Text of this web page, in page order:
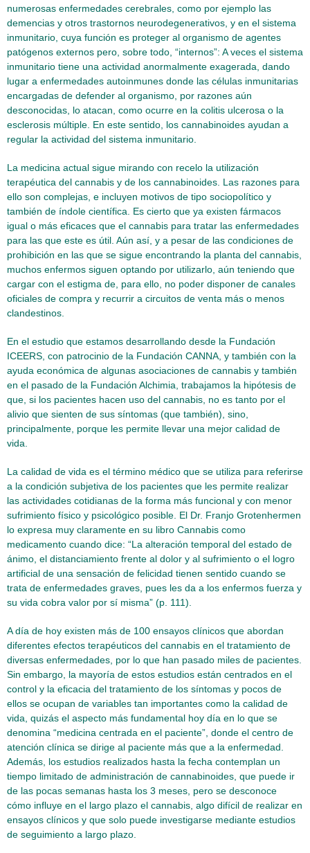
numerosas enfermedades cerebrales, como por ejemplo las
demencias y otros trastornos neurodegenerativos, y en el sistema
inmunitario, cuya función es proteger al organismo de agentes
patógenos externos pero, sobre todo, “internos”: A veces el sistema
inmunitario tiene una actividad anormalmente exagerada, dando
lugar a enfermedades autoinmunes donde las células inmunitarias
encargadas de defender al organismo, por razones aún
desconocidas, lo atacan, como ocurre en la colitis ulcerosa o la
esclerosis múltiple. En este sentido, los cannabinoides ayudan a
regular la actividad del sistema inmunitario.
La medicina actual sigue mirando con recelo la utilización
terapéutica del cannabis y de los cannabinoides. Las razones para
ello son complejas, e incluyen motivos de tipo sociopolítico y
también de índole científica. Es cierto que ya existen fármacos
igual o más eficaces que el cannabis para tratar las enfermedades
para las que este es útil. Aún así, y a pesar de las condiciones de
prohibición en las que se sigue encontrando la planta del cannabis,
muchos enfermos siguen optando por utilizarlo, aún teniendo que
cargar con el estigma de, para ello, no poder disponer de canales
oficiales de compra y recurrir a circuitos de venta más o menos
clandestinos.
En el estudio que estamos desarrollando desde la Fundación
ICEERS, con patrocinio de la Fundación CANNA, y también con la
ayuda económica de algunas asociaciones de cannabis y también
en el pasado de la Fundación Alchimia, trabajamos la hipótesis de
que, si los pacientes hacen uso del cannabis, no es tanto por el
alivio que sienten de sus síntomas (que también), sino,
principalmente, porque les permite llevar una mejor calidad de
vida.
La calidad de vida es el término médico que se utiliza para referirse
a la condición subjetiva de los pacientes que les permite realizar
las actividades cotidianas de la forma más funcional y con menor
sufrimiento físico y psicológico posible. El Dr. Franjo Grotenhermen
lo expresa muy claramente en su libro Cannabis como
medicamento cuando dice: “La alteración temporal del estado de
ánimo, el distanciamiento frente al dolor y al sufrimiento o el logro
artificial de una sensación de felicidad tienen sentido cuando se
trata de enfermedades graves, pues les da a los enfermos fuerza y
su vida cobra valor por sí misma” (p. 111).
A día de hoy existen más de 100 ensayos clínicos que abordan
diferentes efectos terapéuticos del cannabis en el tratamiento de
diversas enfermedades, por lo que han pasado miles de pacientes.
Sin embargo, la mayoría de estos estudios están centrados en el
control y la eficacia del tratamiento de los síntomas y pocos de
ellos se ocupan de variables tan importantes como la calidad de
vida, quizás el aspecto más fundamental hoy día en lo que se
denomina “medicina centrada en el paciente”, donde el centro de
atención clínica se dirige al paciente más que a la enfermedad.
Además, los estudios realizados hasta la fecha contemplan un
tiempo limitado de administración de cannabinoides, que puede ir
de las pocas semanas hasta los 3 meses, pero se desconoce
cómo influye en el largo plazo el cannabis, algo difícil de realizar en
ensayos clínicos y que solo puede investigarse mediante estudios
de seguimiento a largo plazo.